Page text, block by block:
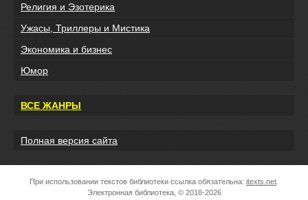
Религия и Эзотерика
Ужасы, Триллеры и Мистика
Экономика и бизнес
Юмор
ВСЕ ЖАНРЫ
Полная версия сайта
При использовании текстов библиотеки ссылка обязательна: itexts.net
Электронная библиотека, © 2018-2026